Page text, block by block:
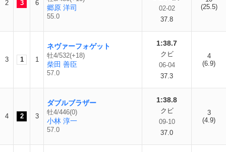
2 3 6
郷原 洋司
55.0
02-02
37.8
(25.5)
3 1 1
ネヴァーフォゲット
牡4/532(+18)
柴田 善臣
57.0
1:38.7
クビ
06-04
37.3
4
(6.9)
4 2 3
ダブルブラザー
牡4/446(0)
小林 淳一
57.0
1:38.8
クビ
09-10
37.0
3
(4.9)